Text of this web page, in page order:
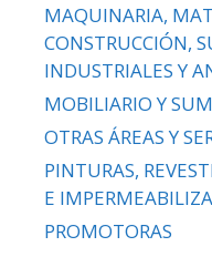
MAQUINARIA,
CONSTRUCCIÓN,
INDUSTRIALES Y
MOBILIARIO Y
OTRAS ÁREAS Y
PINTURAS,
E
PROMOTORAS